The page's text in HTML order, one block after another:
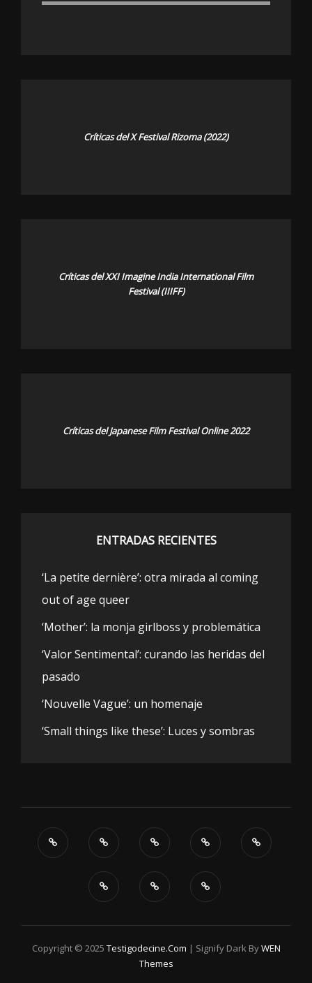
Críticas del X Festival Rizoma (2022)
Críticas del XXI Imagine India International Film
Festival (IIIFF)
Críticas del Japanese Film Festival Online 2022
ENTRADAS RECIENTES
‘La petite dernière’: otra mirada al coming
out of age queer
‘Mother’: la monja girlboss y problemática
‘Valor Sentimental’: curando las heridas del
pasado
‘Nouvelle Vague’: un homenaje
‘Small things like these’: Luces y sombras
Copyright © 2025 Testigodecine.com | Signify Dark ByWEN
Themes